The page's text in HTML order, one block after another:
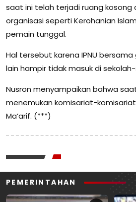
saat ini telah terjadi ruang kosong
organisasi seperti Kerohanian
pemain tunggal.
Hal tersebut karena IPNU
lain hampir tidak masuk di
Nusron menyampaikan bahwa
menemukan komisariat-komisariat
Ma’arif. (***)
PEMERINTAHAN